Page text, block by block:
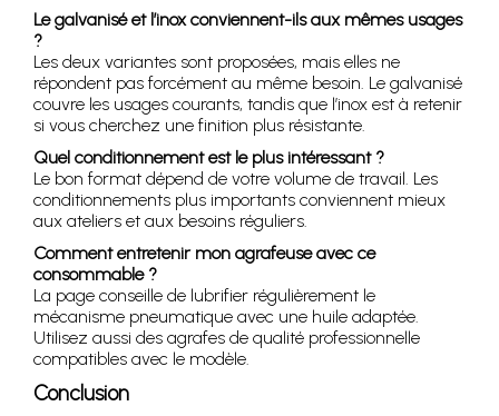
Le galvanisé et l’inox conviennent-ils aux mêmes usages
?
Les deux variantes sont proposées, mais elles ne
répondent pas forcément au même besoin. Le galvanisé
couvre les usages courants, tandis que l’inox est à retenir
si vous cherchez une finition plus résistante.
Quel conditionnement est le plus intéressant ?
Le bon format dépend de votre volume de travail. Les
conditionnements plus importants conviennent mieux
aux ateliers et aux besoins réguliers.
Comment entretenir mon agrafeuse avec ce
consommable ?
La page conseille de lubrifier régulièrement le
mécanisme pneumatique avec une huile adaptée.
Utilisez aussi des agrafes de qualité professionnelle
compatibles avec le modèle.
Conclusion